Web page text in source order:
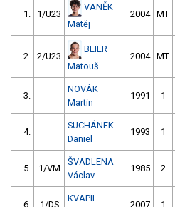
1. 1/U23
VANĚK
Matěj
2004 MT
2. 2/U23
BEIER
Matouš
2004 MT
3.
NOVÁK
Martin
1991 1
4.
SUCHÁNEK
Daniel
1993 1
5. 1/VM
ŠVADLENA
Václav
1985 2
6. 1/DS
KVAPIL
2007 1